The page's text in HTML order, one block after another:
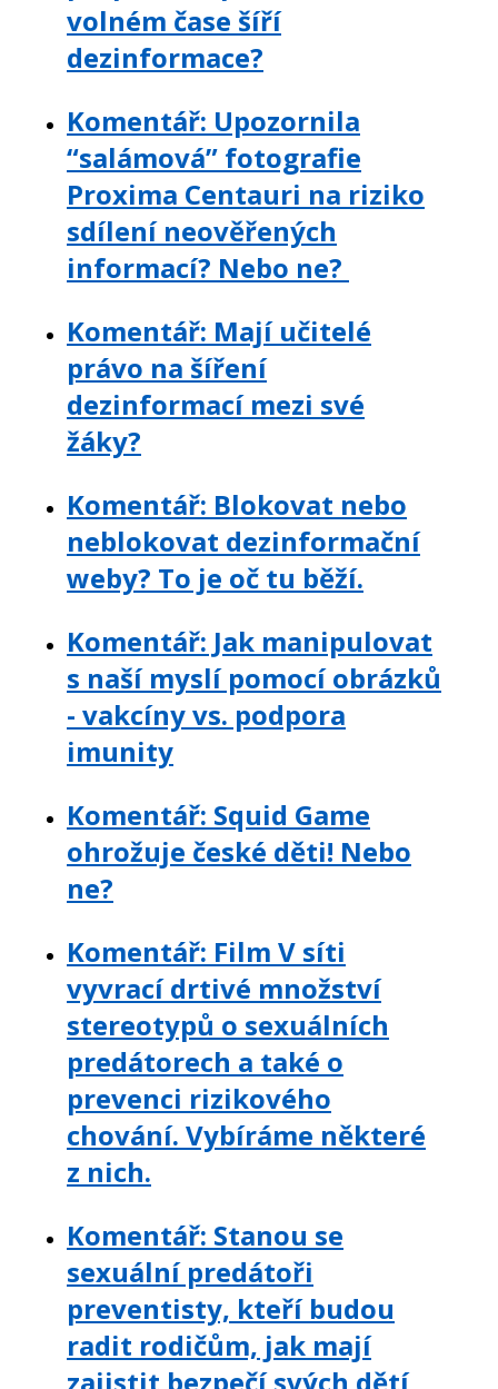
volném čase šíří
dezinformace?
Komentář: Upozornila
“salámová” fotografie
Proxima Centauri na riziko
sdílení neověřených
informací? Nebo ne?
Komentář: Mají učitelé
právo na šíření
dezinformací mezi své
žáky?
Komentář: Blokovat nebo
neblokovat dezinformační
weby? To je oč tu běží.
Komentář: Jak manipulovat
s naší myslí pomocí obrázků
- vakcíny vs. podpora
imunity
Komentář: Squid Game
ohrožuje české děti! Nebo
ne?
Komentář: Film V síti
vyvrací drtivé množství
stereotypů o sexuálních
predátorech a také o
prevenci rizikového
chování. Vybíráme některé
z nich.
Komentář: Stanou se
sexuální predátoři
preventisty, kteří budou
radit rodičům, jak mají